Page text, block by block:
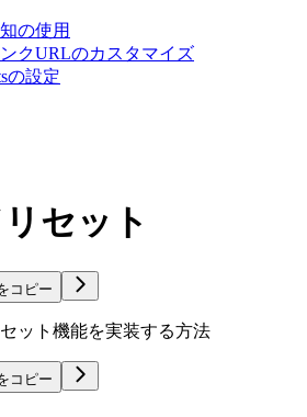
の使用
クURLのカスタマイズ
の設定
セット
コピー
ット機能を実装する方法
コピー